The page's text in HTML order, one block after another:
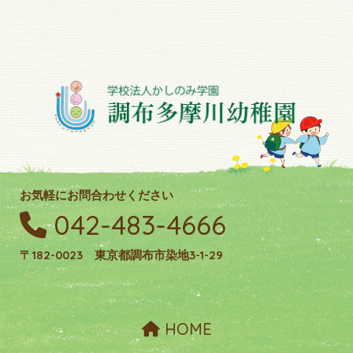
お気軽にお問合わせください
042-483-4666
〒182-0023 東京都調布市染地3-1-29
HOME